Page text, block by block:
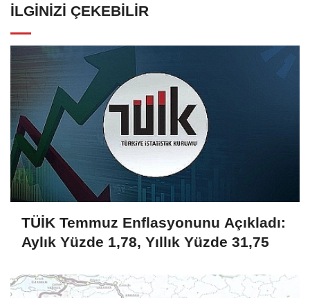
İLGINIZI ÇEKEBILIR
TÜİK Temmuz Enflasyonunu Açıkladı:
Aylık Yüzde 1,78, Yıllık Yüzde 31,75